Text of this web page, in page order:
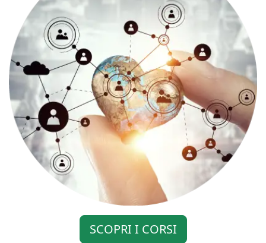
SCOPRI I CORSI